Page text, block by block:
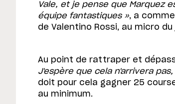
Vale, et je pense que Marquez
équipe fantastiques », a
de Valentino Rossi, au micro
Au point de rattraper et
J'espère que cela n'arrivera
doit pour cela gagner 25
au minimum.